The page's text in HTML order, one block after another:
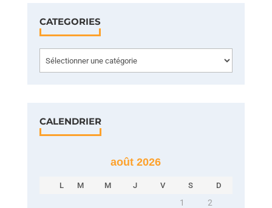
CATEGORIES
CALENDRIER
août 2026
L M M J V S D
1 2